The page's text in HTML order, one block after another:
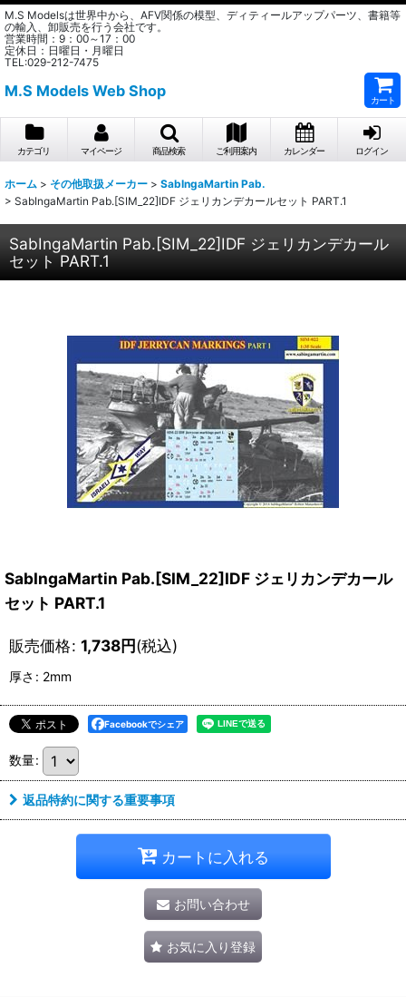
M.S Modelsは世界中から、AFV関係の模型、ディティールアップパーツ、書籍等
の輸入、卸販売を行う会社です。
営業時間：9：00～17：00
定休日：日曜日・月曜日
TEL:029-212-7475
M.S Models Web Shop
カート
カテゴリ マイページ 商品検索 ご利用案内 カレンダー ログイン
ホーム > その他取扱メーカー > SabIngaMartin Pab.
> SabIngaMartin Pab.[SIM_22]IDF ジェリカンデカールセット PART.1
SabIngaMartin Pab.[SIM_22]IDF ジェリカンデカール
セット PART.1
SabIngaMartin Pab.[SIM_22]IDF ジェリカンデカール
セット PART.1
販売価格: 1,738円(税込)
厚さ : 2mm
Facebookでシェア
数量:
返品特約に関する重要事項
カートに入れる
お問い合わせ
お気に入り登録